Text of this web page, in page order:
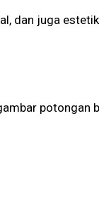
dan juga
potongan